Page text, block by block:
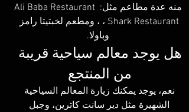
منه عدة مطاعم مثل: Ali Baba Restaurant
، Shark Restaurant ، ومطعم لخبتيتا رامز
وباولا.
هل يوجد معالم سياحية قريبة
من المنتجع
نعم، يوجد يمكنك زيارة المعالم السياحية
الشهيرة مثل دير سانت كاترين، وجبل